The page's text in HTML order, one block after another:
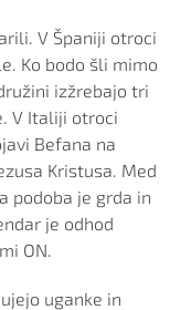
V Španiji otroci
Ko bodo šli mimo
izžrebajo tri
V Italiji otroci
Befana na
Kristusa. Med
podoba je grda in
je odhod
ON.
uganke in